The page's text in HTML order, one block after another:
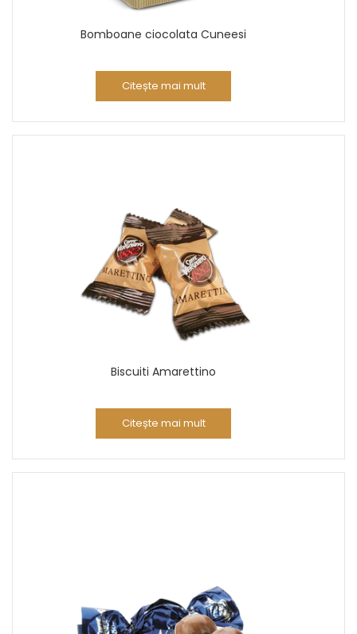
Bomboane ciocolata Cuneesi
Citește mai mult
Biscuiti Amarettino
Citește mai mult